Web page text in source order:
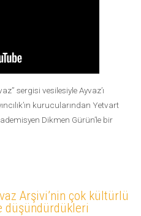
sergisi vesilesiyle Ayvaz’ı
kurucularından Yetvart
Dikmen Gürün’le bir
Arşivi’nin çok kültürlü
düşündürdükleri